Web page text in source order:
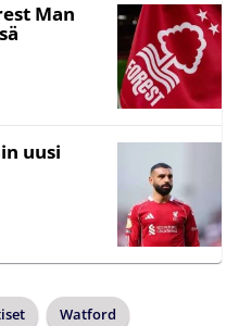
Man
uusi
Watford